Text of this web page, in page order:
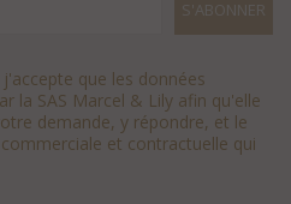
que les données
la SAS Marcel & Lily afin qu'elle
demande, y répondre, et le
et contractuelle qui